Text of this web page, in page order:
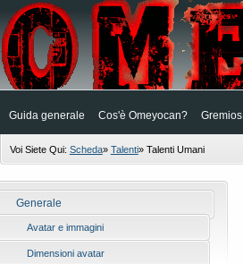
Guida generale Cos'è Omeyocan? Gremios
Voi Siete Qui: Scheda» Talenti» Talenti Umani
Generale
Avatar e immagini
Dimensioni avatar